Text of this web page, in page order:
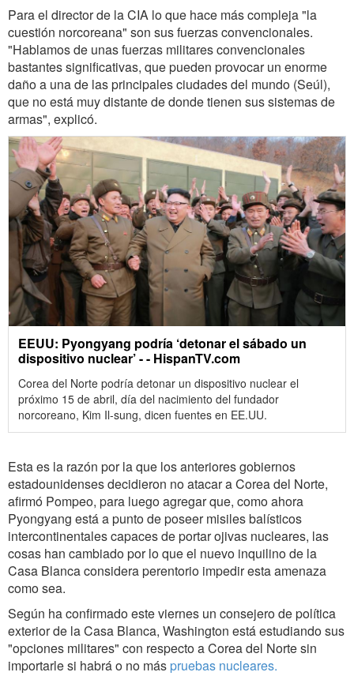
Para el director de la CIA lo que hace más compleja "la
cuestión norcoreana" son sus fuerzas convencionales.
"Hablamos de unas fuerzas militares convencionales
bastantes significativas, que pueden provocar un enorme
daño a una de las principales ciudades del mundo (Seúl),
que no está muy distante de donde tienen sus sistemas de
armas", explicó.
EEUU: Pyongyang podría ‘detonar el sábado un
dispositivo nuclear’ - - HispanTV.com
Corea del Norte podría detonar un dispositivo nuclear el
próximo 15 de abril, día del nacimiento del fundador
norcoreano, Kim Il-sung, dicen fuentes en EE.UU.
Esta es la razón por la que los anteriores gobiernos
estadounidenses decidieron no atacar a Corea del Norte,
afirmó Pompeo, para luego agregar que, como ahora
Pyongyang está a punto de poseer misiles balísticos
intercontinentales capaces de portar ojivas nucleares, las
cosas han cambiado por lo que el nuevo inquilino de la
Casa Blanca considera perentorio impedir esta amenaza
como sea.
Según ha confirmado este viernes un consejero de política
exterior de la Casa Blanca, Washington está estudiando sus
"opciones militares" con respecto a Corea del Norte sin
importarle si habrá o no más pruebas nucleares.